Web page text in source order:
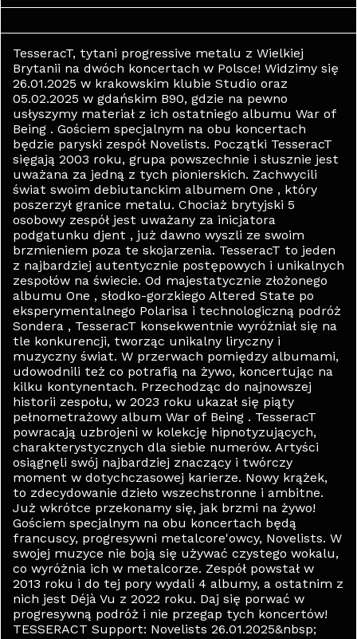
TesseracT, tytani progressive metalu z Wielkiej
Brytanii na dwóch koncertach w Polsce! Widzimy się
26.01.2025 w krakowskim klubie Studio oraz
05.02.2025 w gdańskim B90, gdzie na pewno
usłyszymy materiał z ich ostatniego albumu War of
Being . Gościem specjalnym na obu koncertach
będzie paryski zespół Novelists. Początki TesseracT
sięgają 2003 roku, grupa powszechnie i słusznie jest
uważana za jedną z tych pionierskich. Zachwycili
świat swoim debiutanckim albumem One , który
poszerzył granice metalu. Chociaż brytyjski 5
osobowy zespół jest uważany za inicjatora
podgatunku djent , już dawno wyszli ze swoim
brzmieniem poza te skojarzenia. TesseracT to jeden
z najbardziej autentycznie postępowych i unikalnych
zespołów na świecie. Od majestatycznie złożonego
albumu One , słodko-gorzkiego Altered State po
eksperymentalnego Polarisa i technologiczną podróż
Sondera , TesseracT konsekwentnie wyróżniał się na
tle konkurencji, tworząc unikalny liryczny i
muzyczny świat. W przerwach pomiędzy albumami,
udowodnili też co potrafią na żywo, koncertując na
kilku kontynentach. Przechodząc do najnowszej
historii zespołu, w 2023 roku ukazał się piąty
pełnometrażowy album War of Being . TesseracT
powracają uzbrojeni w kolekcję hipnotyzujących,
charakterystycznych dla siebie numerów. Artyści
osiągnęli swój najbardziej znaczący i twórczy
moment w dotychczasowej karierze. Nowy krążek,
to zdecydowanie dzieło wszechstronne i ambitne.
Już wkrótce przekonamy się, jak brzmi na żywo!
Gościem specjalnym na obu koncertach będą
francuscy, progresywni metalcore'owcy, Novelists. W
swojej muzyce nie boją się używać czystego wokalu,
co wyróżnia ich w metalcorze. Zespół powstał w
2013 roku i do tej pory wydali 4 albumy, a ostatnim z
nich jest Déjà Vu z 2022 roku. Daj się porwać w
progresywną podróż i nie przegap tych koncertów!
TESSERACT Support: Novelists 26.01.2025&nbsp;